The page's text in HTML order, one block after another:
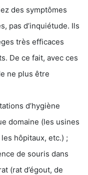
des symptômes
pas d’inquiétude. Ils
très efficaces
De ce fait, avec ces
ne plus être
d’hygiène
domaine (les usines
hôpitaux, etc.) ;
de souris dans
(rat d’égout, de